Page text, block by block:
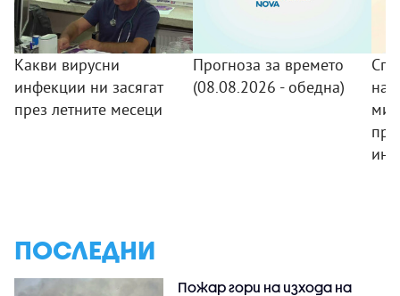
Какви вирусни
инфекции ни засягат
през летните месеци
Прогноза за времето
(08.08.2026 - обедна)
на
ПОСЛЕДНИ
Пожар гори на изхода на